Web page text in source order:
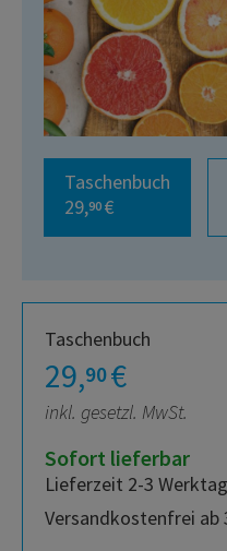
Taschenbuch
29,90 €
Taschenbuch
29,90€
inkl. gesetzl. MwSt.
Sofort lieferbar
Lieferzeit 2-3
Versandkostenfrei ab